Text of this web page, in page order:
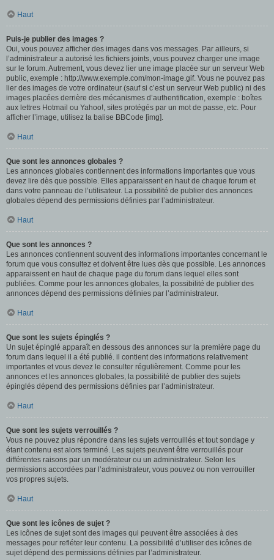
Haut
Puis-je publier des images ?
Oui, vous pouvez afficher des images dans vos messages. Par ailleurs, si
l’administrateur a autorisé les fichiers joints, vous pouvez charger une image
sur le forum. Autrement, vous devez lier une image placée sur un serveur Web
public, exemple : http://www.exemple.com/mon-image.gif. Vous ne pouvez pas
lier des images de votre ordinateur (sauf si c’est un serveur Web public) ni des
images placées derrière des mécanismes d’authentification, exemple : boîtes
aux lettres Hotmail ou Yahoo!, sites protégés par un mot de passe, etc. Pour
afficher l’image, utilisez la balise BBCode [img].
Haut
Que sont les annonces globales ?
Les annonces globales contiennent des informations importantes que vous
devez lire dès que possible. Elles apparaissent en haut de chaque forum et
dans votre panneau de l’utilisateur. La possibilité de publier des annonces
globales dépend des permissions définies par l’administrateur.
Haut
Que sont les annonces ?
Les annonces contiennent souvent des informations importantes concernant le
forum que vous consultez et doivent être lues dès que possible. Les annonces
apparaissent en haut de chaque page du forum dans lequel elles sont
publiées. Comme pour les annonces globales, la possibilité de publier des
annonces dépend des permissions définies par l’administrateur.
Haut
Que sont les sujets épinglés ?
Un sujet épinglé apparaît en dessous des annonces sur la première page du
forum dans lequel il a été publié. il contient des informations relativement
importantes et vous devez le consulter régulièrement. Comme pour les
annonces et les annonces globales, la possibilité de publier des sujets
épinglés dépend des permissions définies par l’administrateur.
Haut
Que sont les sujets verrouillés ?
Vous ne pouvez plus répondre dans les sujets verrouillés et tout sondage y
étant contenu est alors terminé. Les sujets peuvent être verrouillés pour
différentes raisons par un modérateur ou un administrateur. Selon les
permissions accordées par l’administrateur, vous pouvez ou non verrouiller
vos propres sujets.
Haut
Que sont les icônes de sujet ?
Les icônes de sujet sont des images qui peuvent être associées à des
messages pour refléter leur contenu. La possibilité d’utiliser des icônes de
sujet dépend des permissions définies par l’administrateur.